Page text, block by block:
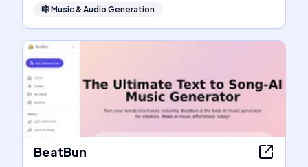
🎼Music & Audio Generation
BeatBun